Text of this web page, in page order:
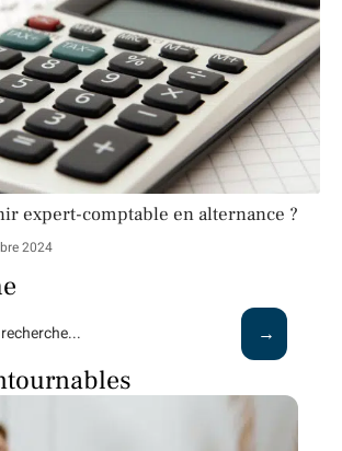
expert-comptable en alternance ?
2024